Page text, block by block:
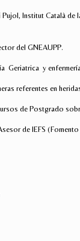
Institut Català de
del GNEAUPP.
Geriatrica y
referentes en
de Postgrado
de IEFS